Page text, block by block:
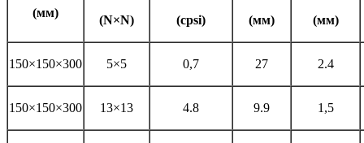
(мм)
(N×N)
(cpsi)
(мм)
(мм)
150×150×300 5×5 0,7 27 2.4
150×150×300 13×13 4.8 9.9 1,5